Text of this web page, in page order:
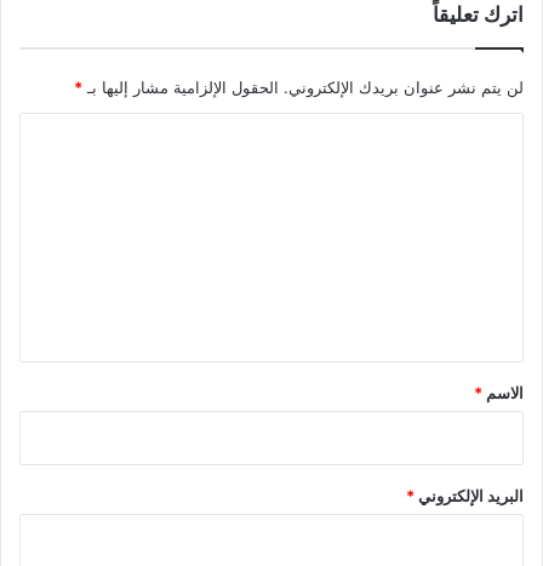
اترك تعليقاً
لن يتم نشر عنوان بريدك الإلكتروني. الحقول الإلزامية مشار إليها بـ *
*
الاسم *
البريد الإلكتروني*